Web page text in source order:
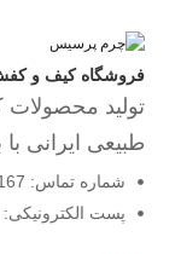
فروشگاه کیف و
تولید
طبیعی ایرانی
شماره تماس: 09123210167
پست الکترونیکی: persisleather@gmail.com